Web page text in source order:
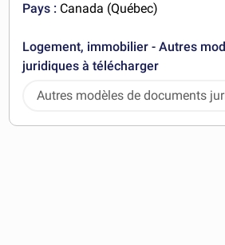
Pays : Canada (Québec)
Logement, immobilier - Autres
juridiques à télécharger
Autres modèles de documents
télécharger